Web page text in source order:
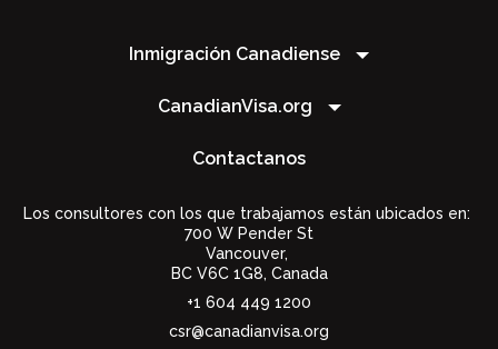
Inmigración Canadiense
CanadianVisa.org
Contactanos
Los consultores con los que trabajamos están ubicados en:
700 W Pender St
Vancouver,
BC V6C 1G8, Canada
+1 604 449 1200
csr@canadianvisa.org